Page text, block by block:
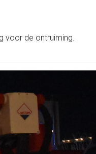
voor de ontruiming.